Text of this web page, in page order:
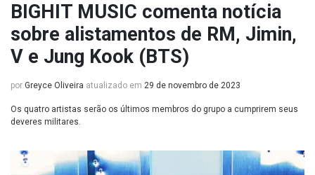
BIGHIT MUSIC comenta notícia
sobre alistamentos de RM, Jimin,
V e Jung Kook (BTS)
por Greyce Oliveira atualizado em 29 de novembro de 2023
Os quatro artistas serão os últimos membros do grupo a cumprirem seus
deveres militares.